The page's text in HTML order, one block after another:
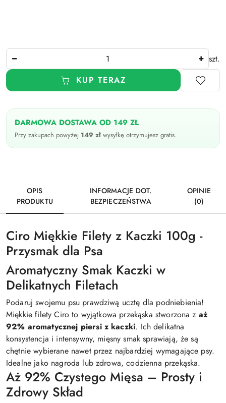
szt.
KUP TERAZ
DARMOWA DOSTAWA OD 149 ZŁ
Przy zakupach powyżej 149 zł wysyłkę otrzymujesz gratis.
dostawa
OPIS
PRODUKTU
INFORMACJE DOT.
BEZPIECZEŃSTWA
OPINIE
(0)
Ciro Miękkie Filety z Kaczki 100g -
Przysmak dla Psa
Aromatyczny Smak Kaczki w
Delikatnych Filetach
Podaruj swojemu psu prawdziwą ucztę dla podniebienia!
Miękkie filety Ciro to wyjątkowa przekąska stworzona z aż
92% aromatycznej piersi z kaczki. Ich delikatna
konsystencja i intensywny, mięsny smak sprawiają, że są
chętnie wybierane nawet przez najbardziej wymagające psy.
Idealne jako nagroda lub zdrowa, codzienna przekąska.
Aż 92% Czystego Mięsa – Prosty i
Zdrowy Skład